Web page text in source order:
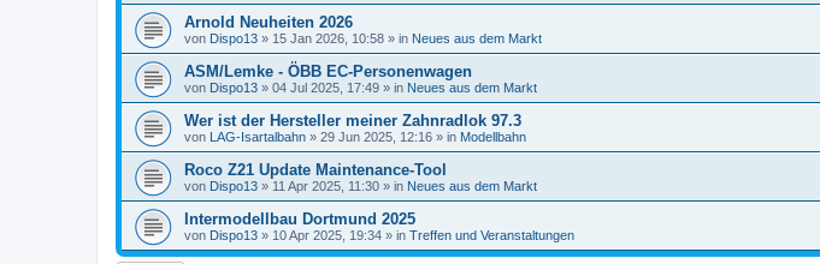
Arnold Neuheiten 2026
von Dispo13 » 15 Jan 2026, 10:58 » in Neues aus dem Markt
ASM/Lemke - ÖBB EC-Personenwagen
von Dispo13 » 04 Jul 2025, 17:49 » in Neues aus dem Markt
Wer ist der Hersteller meiner Zahnradlok 97.3
von LAG-Isartalbahn » 29 Jun 2025, 12:16 » in Modellbahn
Roco Z21 Update Maintenance-Tool
von Dispo13 » 11 Apr 2025, 11:30 » in Neues aus dem Markt
Intermodellbau Dortmund 2025
von Dispo13 » 10 Apr 2025, 19:34 » in Treffen und Veranstaltungen